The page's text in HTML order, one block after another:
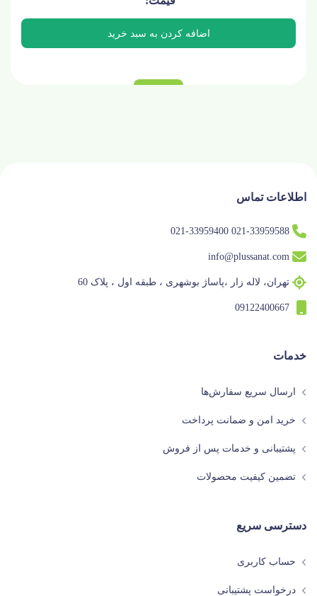
اطلاعات تماس
021-33959588 021-33959400
info@plussanat.com
تهران، لاله زار ،پاساژ بوشهری ، طبقه اول ، پلاک 60
09122400667
خدمات
ارسال سریع سفارش‌ها
خرید امن و ضمانت پرداخت
پشتیبانی و خدمات پس از فروش
تضمین کیفیت محصولات
دسترسی سریع
حساب کاربری
درخواست پشتیبانی